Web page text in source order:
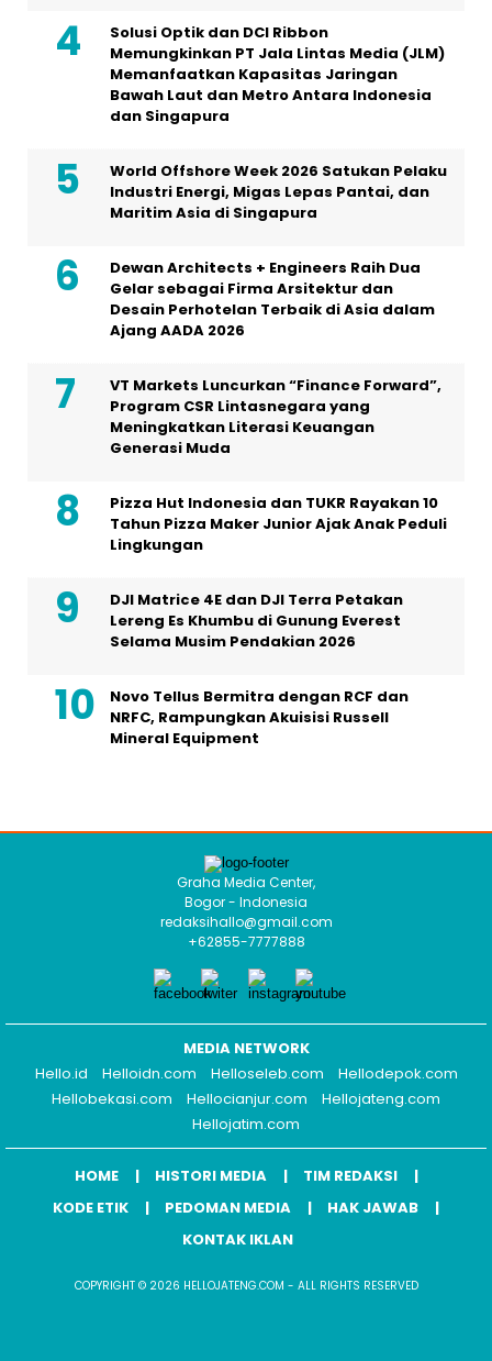
Solusi Optik dan DCI Ribbon
Memungkinkan PT Jala Lintas Media (JLM)
Memanfaatkan Kapasitas Jaringan
Bawah Laut dan Metro Antara Indonesia
dan Singapura
World Offshore Week 2026 Satukan Pelaku
Industri Energi, Migas Lepas Pantai, dan
Maritim Asia di Singapura
Dewan Architects + Engineers Raih Dua
Gelar sebagai Firma Arsitektur dan
Desain Perhotelan Terbaik di Asia dalam
Ajang AADA 2026
VT Markets Luncurkan “Finance Forward”,
Program CSR Lintasnegara yang
Meningkatkan Literasi Keuangan
Generasi Muda
Pizza Hut Indonesia dan TUKR Rayakan 10
Tahun Pizza Maker Junior Ajak Anak Peduli
Lingkungan
DJI Matrice 4E dan DJI Terra Petakan
Lereng Es Khumbu di Gunung Everest
Selama Musim Pendakian 2026
Novo Tellus Bermitra dengan RCF dan
NRFC, Rampungkan Akuisisi Russell
Mineral Equipment
Graha Media Center,
Bogor - Indonesia
redaksihallo@gmail.com
+62855-7777888
MEDIA NETWORK
Hello.id
Helloidn.com Helloseleb.com
Hellodepok.com
Hellobekasi.com
Hellocianjur.com
Hellojateng.com
Hellojatim.com
HOME HISTORI MEDIA
TIM REDAKSI
KODE ETIK
PEDOMAN MEDIA
HAK JAWAB
KONTAK IKLAN
COPYRIGHT © 2026 HELLOJATENG.COM - ALL RIGHTS RESERVED